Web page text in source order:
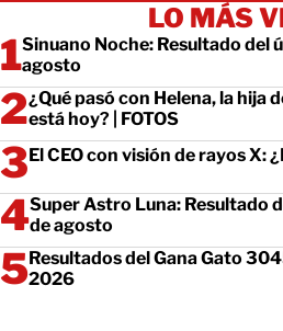
LO MÁS
Sinuano Noche: Resultado del
agosto
¿Qué pasó con Helena, la hija
está hoy? | FOTOS
El CEO con visión de rayos X:
Super Astro Luna: Resultado
de agosto
Resultados del Gana Gato
2026